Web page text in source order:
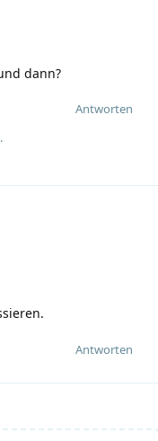
dann?
Antworten
Antworten